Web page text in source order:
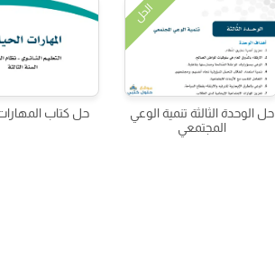
الحل
حل الوحدة الثالثة تنمية الوعي
المجتمعي
حل كتاب المهارات